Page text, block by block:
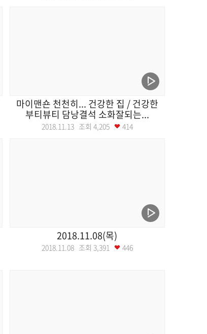
마이맨숀 천천히... 건강한 집 / 건강한
부티뷰티 담낭결석 소화잘되는...
2018.11.13 조회 4,205 414
2018.11.08(목)
2018.11.08 조회 3,391 446